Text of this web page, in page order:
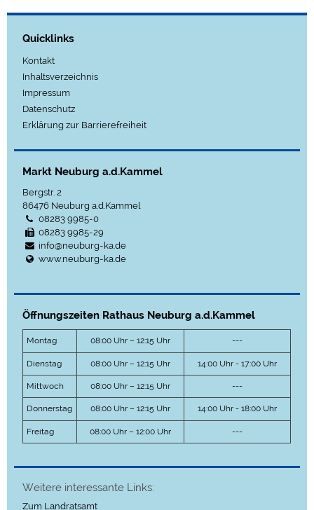
Quicklinks
Kontakt
Inhaltsverzeichnis
Impressum
Datenschutz
Erklärung zur Barrierefreiheit
Markt Neuburg a.d.Kammel
Bergstr. 2
86476 Neuburg a.d.Kammel
08283 9985-0
08283 9985-29
info@neuburg-ka.de
www.neuburg-ka.de
Öffnungszeiten Rathaus Neuburg a.d.Kammel
Montag 08:00 Uhr – 12:15 Uhr ---
Dienstag 08:00 Uhr – 12:15 Uhr 14:00 Uhr - 17:00 Uhr
Mittwoch 08:00 Uhr – 12:15 Uhr ---
Donnerstag 08:00 Uhr – 12:15 Uhr 14:00 Uhr - 18:00 Uhr
Freitag 08:00 Uhr – 12:00 Uhr ---
Weitere interessante Links:
Zum Landratsamt